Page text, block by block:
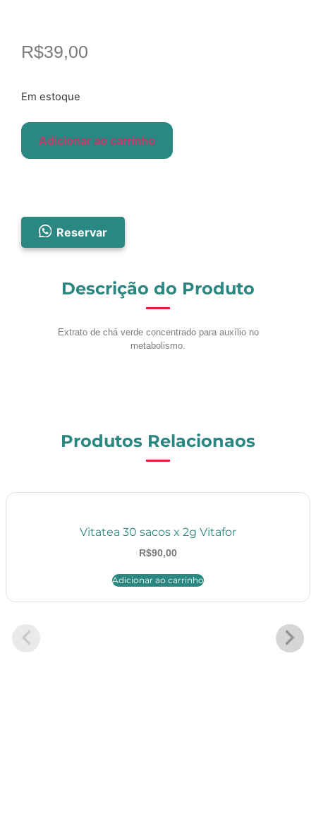
R$39,00
Em estoque
Adicionar ao carrinho
Reservar
Descrição do Produto
Extrato de chá verde concentrado para auxílio no
metabolismo.
Produtos Relacionaos
Vitatea 30 sacos x 2g Vitafor
R$90,00
Adicionar ao carrinho